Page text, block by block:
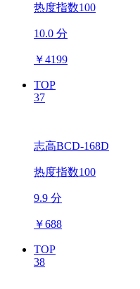
热度指数100
10.0 分
￥4199
TOP
37
志高BCD-168D
热度指数100
9.9 分
￥688
TOP
38